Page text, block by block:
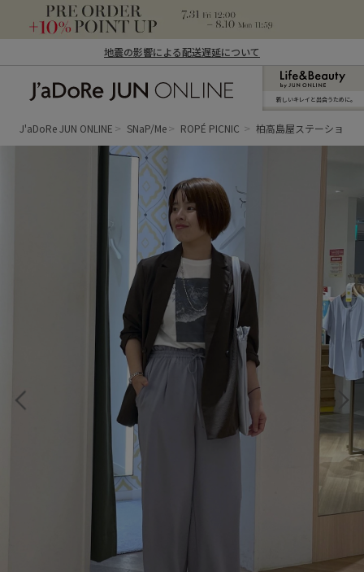
地震の影響による配送遅延について
ン オンライン）
新しいキレイと出合うために。
J'aDoRe JUN ONLINE SNaP/Me ROPÉ PICNIC 柏高島屋ステーション